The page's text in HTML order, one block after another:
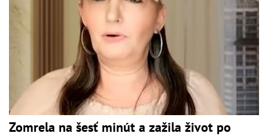
Zomrela na šesť minút a zažila život po